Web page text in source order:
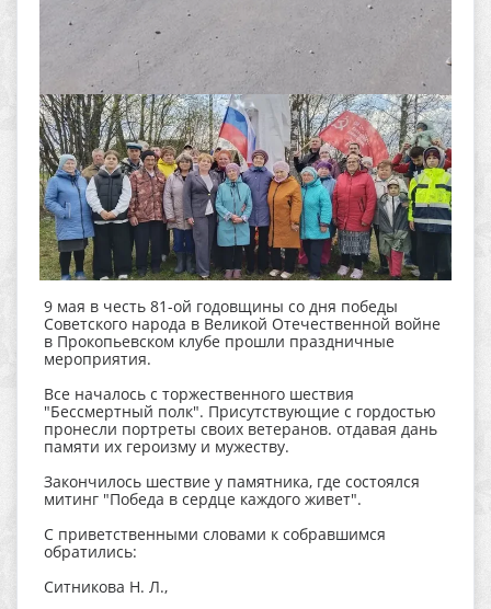
9 мая в честь 81-ой годовщины со дня победы
Советского народа в Великой Отечественной войне
в Прокопьевском клубе прошли праздничные
мероприятия.
Все началось с торжественного шествия
"Бессмертный полк". Присутствующие с гордостью
пронесли портреты своих ветеранов. отдавая дань
памяти их героизму и мужеству.
Закончилось шествие у памятника, где состоялся
митинг "Победа в сердце каждого живет".
С приветственными словами к собравшимся
обратились:
Ситникова Н. Л.,